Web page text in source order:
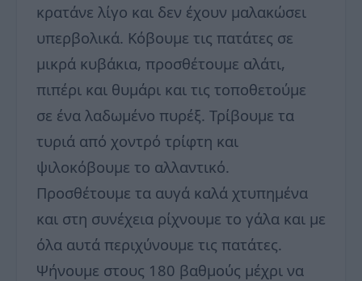
κρατάνε λίγο και δεν έχουν μαλακώσει
υπερβολικά. Κόβουμε τις πατάτες σε
μικρά κυβάκια, προσθέτουμε αλάτι,
πιπέρι και θυμάρι και τις τοποθετούμε
σε ένα λαδωμένο πυρέξ. Τρίβουμε τα
τυριά από χοντρό τρίφτη και
ψιλοκόβουμε το αλλαντικό.
Προσθέτουμε τα αυγά καλά χτυπημένα
και στη συνέχεια ρίχνουμε το γάλα και με
όλα αυτά περιχύνουμε τις πατάτες.
Ψήνουμε στους 180 βαθμούς μέχρι να